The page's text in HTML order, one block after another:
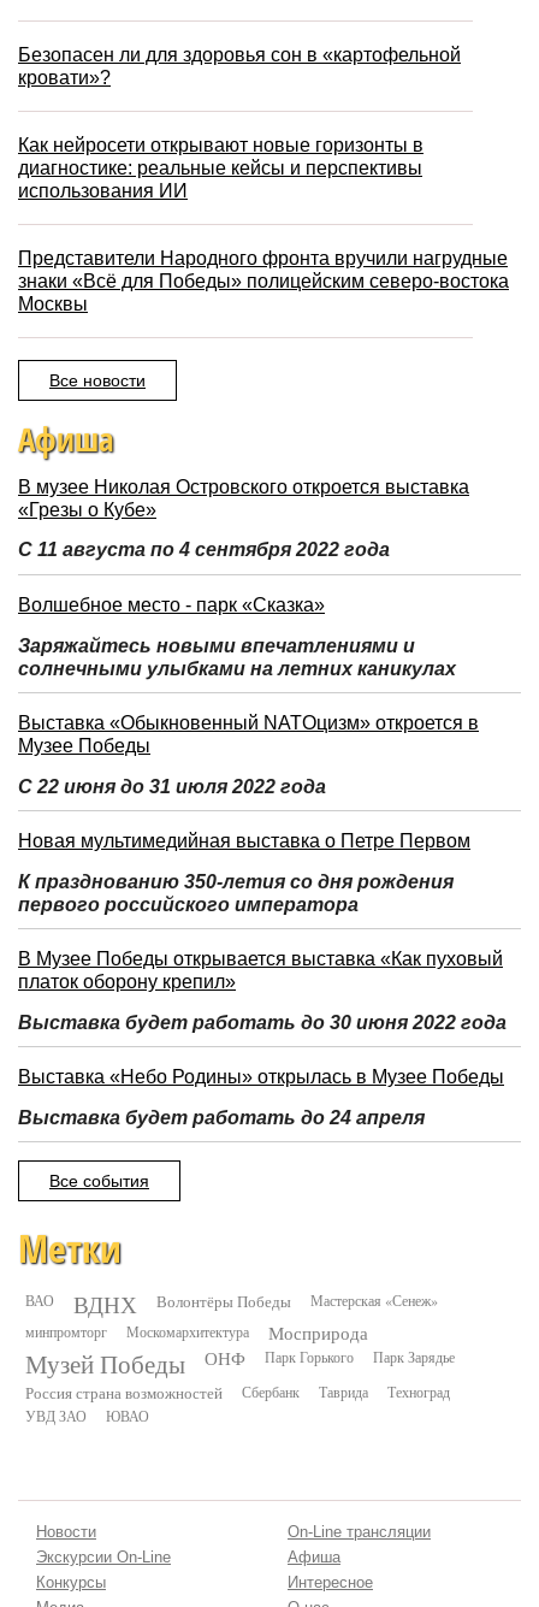
Безопасен ли для здоровья сон в «картофельной
кровати»?
Как нейросети открывают новые горизонты в
диагностике: реальные кейсы и перспективы
использования ИИ
Представители Народного фронта вручили нагрудные
знаки «Всё для Победы» полицейским северо-востока
Москвы
Все новости
Афиша
В музее Николая Островского откроется выставка
«Грезы о Кубе»
С 11 августа по 4 сентября 2022 года
Волшебное место - парк «Сказка»
Заряжайтесь новыми впечатлениями и
солнечными улыбками на летних каникулах
Выставка «Обыкновенный NATOцизм» откроется в
Музее Победы
С 22 июня до 31 июля 2022 года
Новая мультимедийная выставка о Петре Первом
К празднованию 350-летия со дня рождения
первого российского императора
В Музее Победы открывается выставка «Как пуховый
платок оборону крепил»
Выставка будет работать до 30 июня 2022 года
Выставка «Небо Родины» открылась в Музее Победы
Выставка будет работать до 24 апреля
Все события
Метки
ВАО ВДНХ Волонтёры Победы
Мастерская «Сенеж»
минпромторг
Москомархитектура Мосприрода
Музей Победы ОНФ Парк Горького Парк Зарядье
Россия страна возможностей Сбербанк Таврида
Техноград
УВД ЗАО
ЮВАО
Новости
On-Line трансляции
Экскурсии On-Line
Афиша
Конкурсы
Интересное